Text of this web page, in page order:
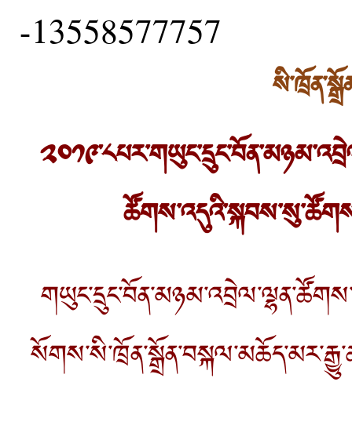
-13558577757